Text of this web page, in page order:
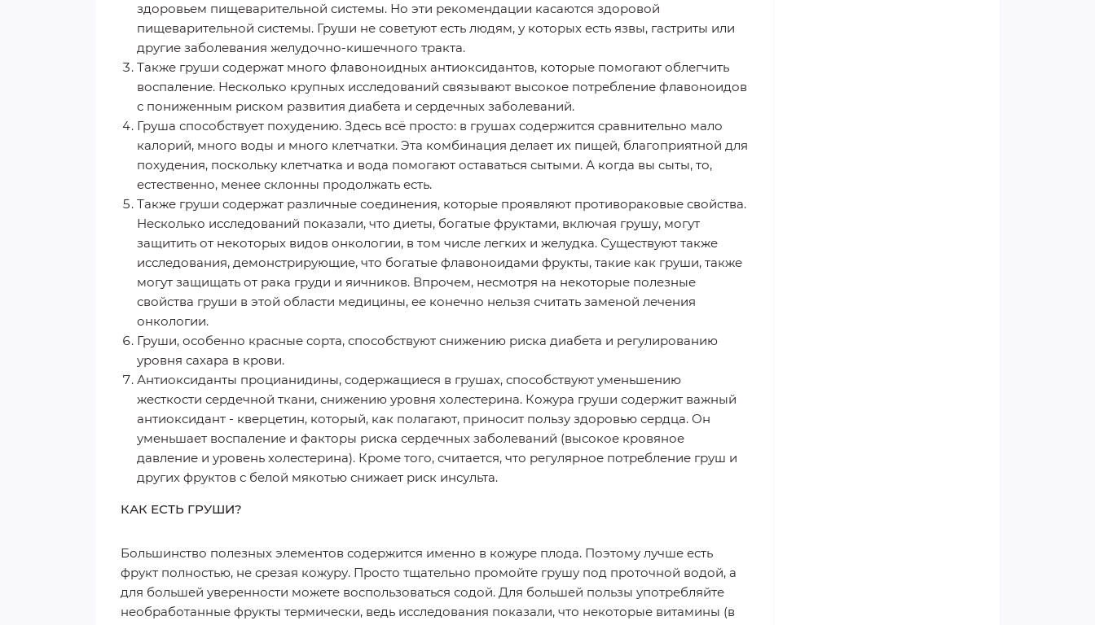
здоровьем пищеварительной системы. Но эти рекомендации касаются здоровой
пищеварительной системы. Груши не советуют есть людям, у которых есть язвы, гастриты или
другие заболевания желудочно-кишечного тракта.
Также груши содержат много флавоноидных антиоксидантов, которые помогают облегчить
воспаление. Несколько крупных исследований связывают высокое потребление флавоноидов
с пониженным риском развития диабета и сердечных заболеваний.
Груша способствует похудению. Здесь всё просто: в грушах содержится сравнительно мало
калорий, много воды и много клетчатки. Эта комбинация делает их пищей, благоприятной для
похудения, поскольку клетчатка и вода помогают оставаться сытыми. А когда вы сыты, то,
естественно, менее склонны продолжать есть.
Также груши содержат различные соединения, которые проявляют противораковые свойства.
Несколько исследований показали, что диеты, богатые фруктами, включая грушу, могут
защитить от некоторых видов онкологии, в том числе легких и желудка. Существуют также
исследования, демонстрирующие, что богатые флавоноидами фрукты, такие как груши, также
могут защищать от рака груди и яичников. Впрочем, несмотря на некоторые полезные
свойства груши в этой области медицины, ее конечно нельзя считать заменой лечения
онкологии.
Груши, особенно красные сорта, способствуют снижению риска диабета и регулированию
уровня сахара в крови.
Антиоксиданты процианидины, содержащиеся в грушах, способствуют уменьшению
жесткости сердечной ткани, снижению уровня холестерина. Кожура груши содержит важный
антиоксидант - кверцетин, который, как полагают, приносит пользу здоровью сердца. Он
уменьшает воспаление и факторы риска сердечных заболеваний (высокое кровяное
давление и уровень холестерина). Кроме того, считается, что регулярное потребление груш и
других фруктов с белой мякотью снижает риск инсульта.
КАК ЕСТЬ ГРУШИ?
Большинство полезных элементов содержится именно в кожуре плода. Поэтому лучше есть
фрукт полностью, не срезая кожуру. Просто тщательно промойте грушу под проточной водой, а
для большей уверенности можете воспользоваться содой. Для большей пользы употребляйте
необработанные фрукты термически, ведь исследования показали, что некоторые витамины (в